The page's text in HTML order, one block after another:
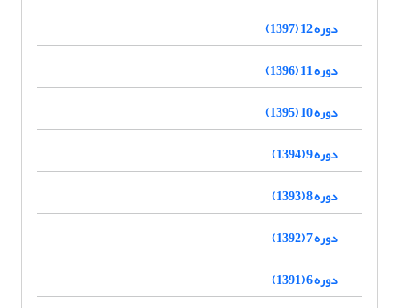
دوره 12 (1397)
دوره 11 (1396)
دوره 10 (1395)
دوره 9 (1394)
دوره 8 (1393)
دوره 7 (1392)
دوره 6 (1391)